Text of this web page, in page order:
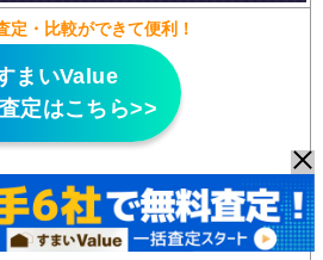
定・比較ができて便利！
まいValue
定はこちら>>
産会社6社が運営する一括査定サイト
、戸建て、土地、一棟マンション、一棟アパー